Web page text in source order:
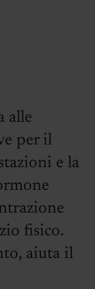
alle
per il
e la
fisico.
aiuta il